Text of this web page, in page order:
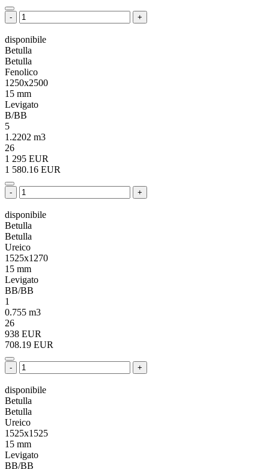
- +
disponibile
Betulla
Betulla
Fenolico
1250х2500
15 mm
Levigato
B/BB
5
1.2202 m3
26
1 295 EUR
1 580.16 EUR
- +
disponibile
Betulla
Betulla
Ureico
1525x1270
15 mm
Levigato
BB/BB
1
0.755 m3
26
938 EUR
708.19 EUR
- +
disponibile
Betulla
Betulla
Ureico
1525x1525
15 mm
Levigato
BB/BB